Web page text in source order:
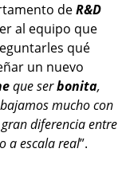
deR&D
al equipo que
qué
un nuevo
que serbonita,
mucho con
diferencia entre
a escala real”.